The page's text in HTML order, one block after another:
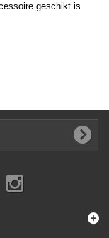
geschikt is